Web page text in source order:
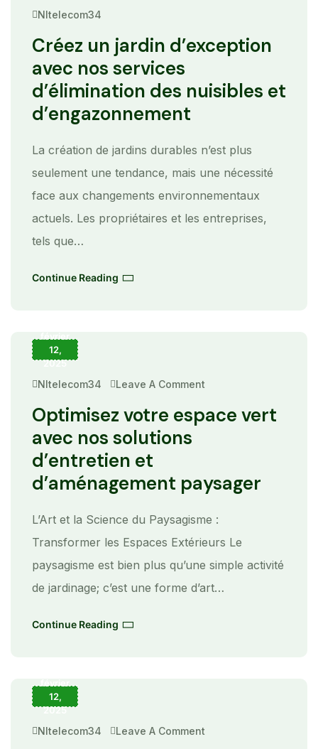
Nltelecom34
Créez un jardin d’exception
avec nos services
d’élimination des nuisibles et
d’engazonnement
La création de jardins durables n’est plus
seulement une tendance, mais une nécessité
face aux changements environnementaux
actuels. Les propriétaires et les entreprises,
tels que…
Continue Reading
12,
2025
Nltelecom34 Leave A Comment
On
Espace
Vert
Avec
Nos
Solutions
D’entretien
Et
D’aménagement
Paysager
Optimisez votre espace vert
avec nos solutions
d’entretien et
d’aménagement paysager
L’Art et la Science du Paysagisme :
Transformer les Espaces Extérieurs Le
paysagisme est bien plus qu’une simple activité
de jardinage; c’est une forme d’art…
Continue Reading
12,
2025
Nltelecom34 Leave A Comment
On